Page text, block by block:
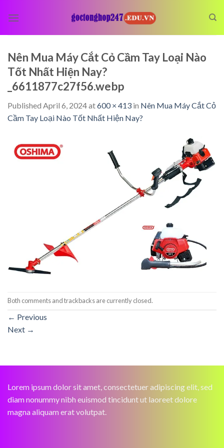
Nên Mua Máy Cắt Cỏ Cầm Tay Loại Nào
Tốt Nhất Hiện Nay?
_6611877c27f56.webp
Published April 6, 2024at600 × 413 in Nên Mua Máy Cắt Cỏ
Cầm Tay Loại Nào Tốt Nhất Hiện Nay?
Both comments and trackbacks are currently closed.
← Previous
Next →
Lorem ipsum dolor sit amet, consectetuer adipiscing elit, sed
diam nonummy nibh euismod tincidunt ut laoreet dolore
magna aliquam erat volutpat.